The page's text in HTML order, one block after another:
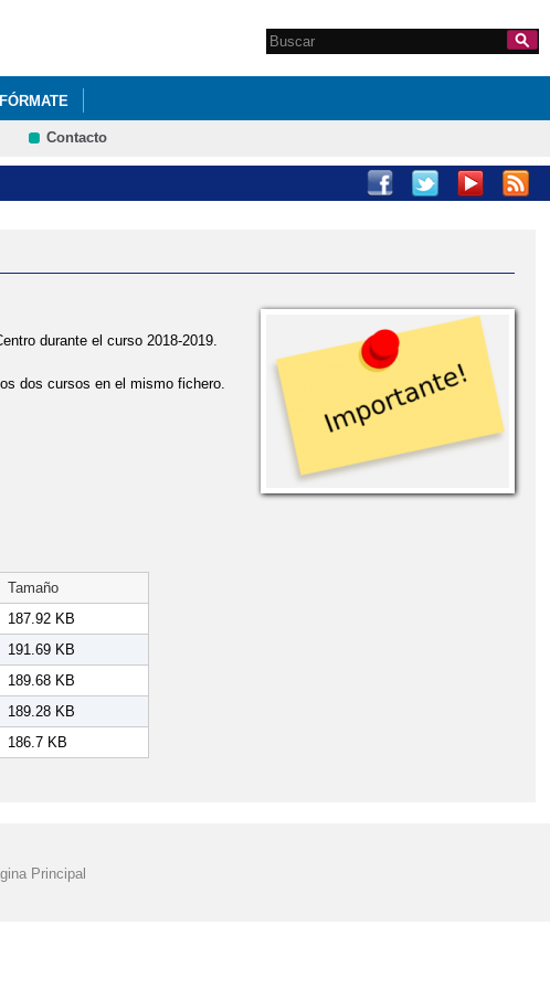
Formulario de
Search this site
Contacto
durante el curso 2018-2019.
dos cursos en el mismo fichero.
Tamaño
187.92 KB
191.69 KB
189.68 KB
189.28 KB
186.7 KB
Principal